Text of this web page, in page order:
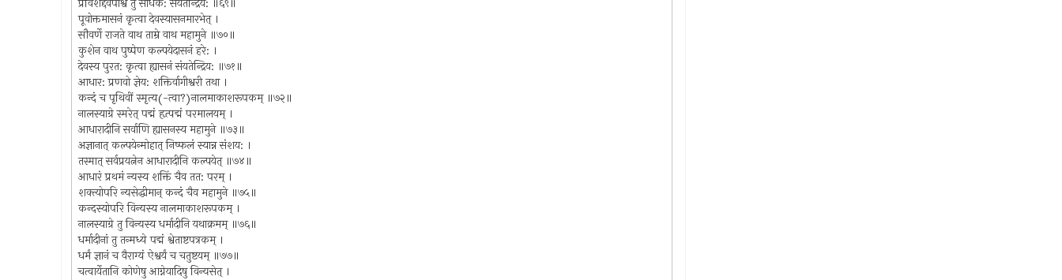
पूवोक्तमासनं कृत्वा देवस्यासनमारभेत् ।
सौवर्णे राजते वाथ ताम्रे वाथ महामुने ॥७०॥
कुशेन वाथ पुष्पेण कल्पयेदासनं हरे: ।
देवस्य पुरत: कृत्वा ह्यासनं संयतेन्द्रिय: ॥७१॥
आधार: प्रणवो ज्ञेय: शक्तिर्वागीश्वरी तथा ।
कन्दं च पृथिवीं स्मृत्य(-त्वा?)नालमाकाशरूपकम् ॥७२॥
नालस्याग्रे स्मरेत् पद्मं हृत्पद्मं परमालयम् ।
आधारादीनि सर्वाणि ह्यासनस्य महामुने ॥७३॥
अज्ञानात् कल्पयेन्मोहात् निष्फलं स्यान्न संशय: ।
तस्मात् सर्वप्रयत्नेन आधारादीनि कल्पयेत् ॥७४॥
आधारं प्रथमं न्यस्य शक्तिं चैव तत: परम् ।
शक्त्योपरि न्यसेद्धीमान् कन्दं चैव महामुने ॥७५॥
कन्दस्योपरि विन्यस्य नालमाकाशरूपकम् ।
नालस्याग्रे तु विन्यस्य धर्मादीनि यथाक्रमम् ॥७६॥
धर्मादीनां तु तन्मध्ये पद्मं श्वेताष्टपत्रकम् ।
धर्मं ज्ञानं च वैराग्यं ऐश्वर्यं च चतुष्टयम् ॥७७॥
चत्वार्येतानि कोणेषु आग्नेयादिषु विन्यसेत् ।